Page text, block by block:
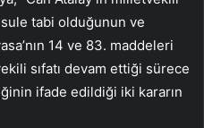
tabi olduğunun ve
14 ve 83. maddeleri
sıfatı devam ettiği sürece
ifade edildiği iki kararın